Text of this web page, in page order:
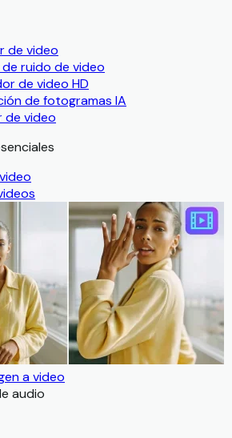
de video
ruido de video
de video HD
de fotogramas IA
de video
a video
audio